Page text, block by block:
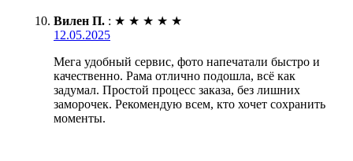
Вилен П. : ★ ★ ★ ★ ★
12.05.2025
Мега удобный сервис, фото напечатали быстро и
качественно. Рама отлично подошла, всё как
задумал. Простой процесс заказа, без лишних
заморочек. Рекомендую всем, кто хочет сохранить
моменты.